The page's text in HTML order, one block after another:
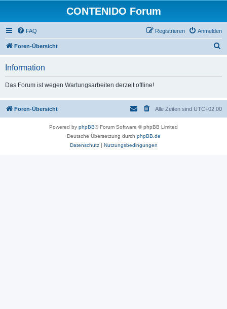
CONTENIDO Forum
FAQ Anmelden
Registrieren
Foren-Übersicht
Information
Das Forum ist wegen Wartungsarbeiten derzeit offline!
Foren-Übersicht Alle Zeiten sind UTC+02:00
Powered by phpBB® Forum Software © phpBB Limited
Deutsche Übersetzung durch phpBB.de
Datenschutz| Nutzungsbedingungen